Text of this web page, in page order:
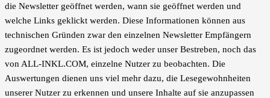
die Newsletter geöffnet werden, wann sie geöffnet werden und
welche Links geklickt werden. Diese Informationen können aus
technischen Gründen zwar den einzelnen Newsletter Empfängern
zugeordnet werden. Es ist jedoch weder unser Bestreben, noch das
von ALL-INKL.COM, einzelne Nutzer zu beobachten. Die
Auswertungen dienen uns viel mehr dazu, die Lesegewohnheiten
unserer Nutzer zu erkennen und unsere Inhalte auf sie anzupassen